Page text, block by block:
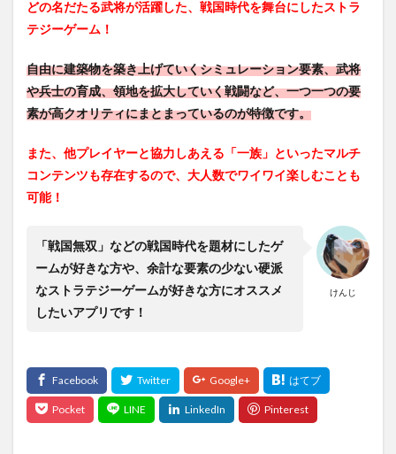
どの名だたる武将が活躍した、戦国時代を舞台にしたストラ
テジーゲーム！
自由に建築物を築き上げていくシミュレーション要素、武将
や兵士の育成、領地を拡大していく戦闘など、一つ一つの要
素が高クオリティにまとまっているのが特徴です。
また、他プレイヤーと協力しあえる「一族」といったマルチ
コンテンツも存在するので、大人数でワイワイ楽しむことも
可能！
けんじ
「戦国無双」などの戦国時代を題材にしたゲ
ームが好きな方や、余計な要素の少ない硬派
なストラテジーゲームが好きな方にオススメ
したいアプリです！